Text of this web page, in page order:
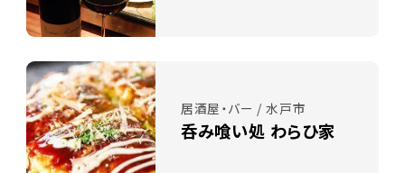
居酒屋・バー / 水戸市
呑み喰い処 わらひ家